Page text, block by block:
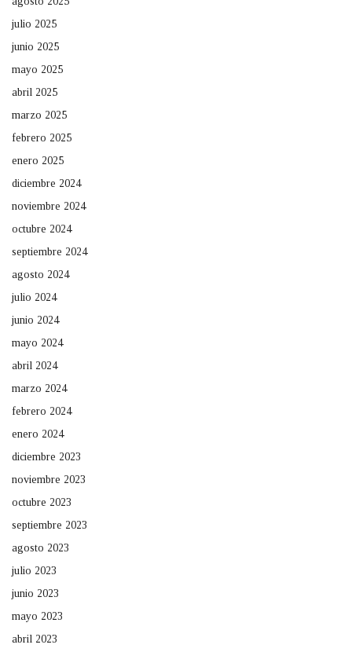
julio 2025
junio 2025
mayo 2025
abril 2025
marzo 2025
febrero 2025
enero 2025
diciembre 2024
noviembre 2024
octubre 2024
septiembre 2024
agosto 2024
julio 2024
junio 2024
mayo 2024
abril 2024
marzo 2024
febrero 2024
enero 2024
diciembre 2023
noviembre 2023
octubre 2023
septiembre 2023
agosto 2023
julio 2023
junio 2023
mayo 2023
abril 2023